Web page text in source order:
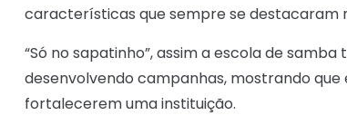
características que sempre se destacaram
“Só no sapatinho”, assim a escola de
desenvolvendo campanhas, mostrando
fortalecerem uma instituição.